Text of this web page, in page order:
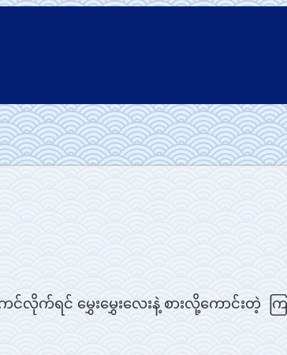
င်လိုက်ရင် မွှေးမွှေးလေးနဲ့ စားလို့ကောင်းတဲ့